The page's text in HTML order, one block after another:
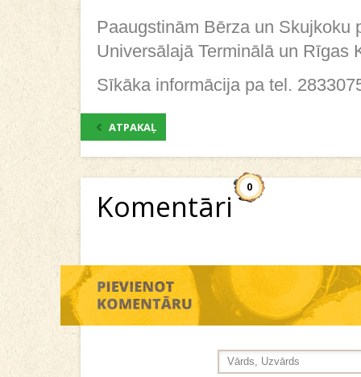
Paaugstinām Bērza un Skujkoku
Universālajā Terminālā un Rīgas
Sīkāka informācija pa tel.
ATPAKAĻ
Komentāri
0